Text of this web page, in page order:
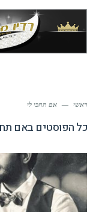
ראשי — אם תחכי לי
כל הפוסטים באם